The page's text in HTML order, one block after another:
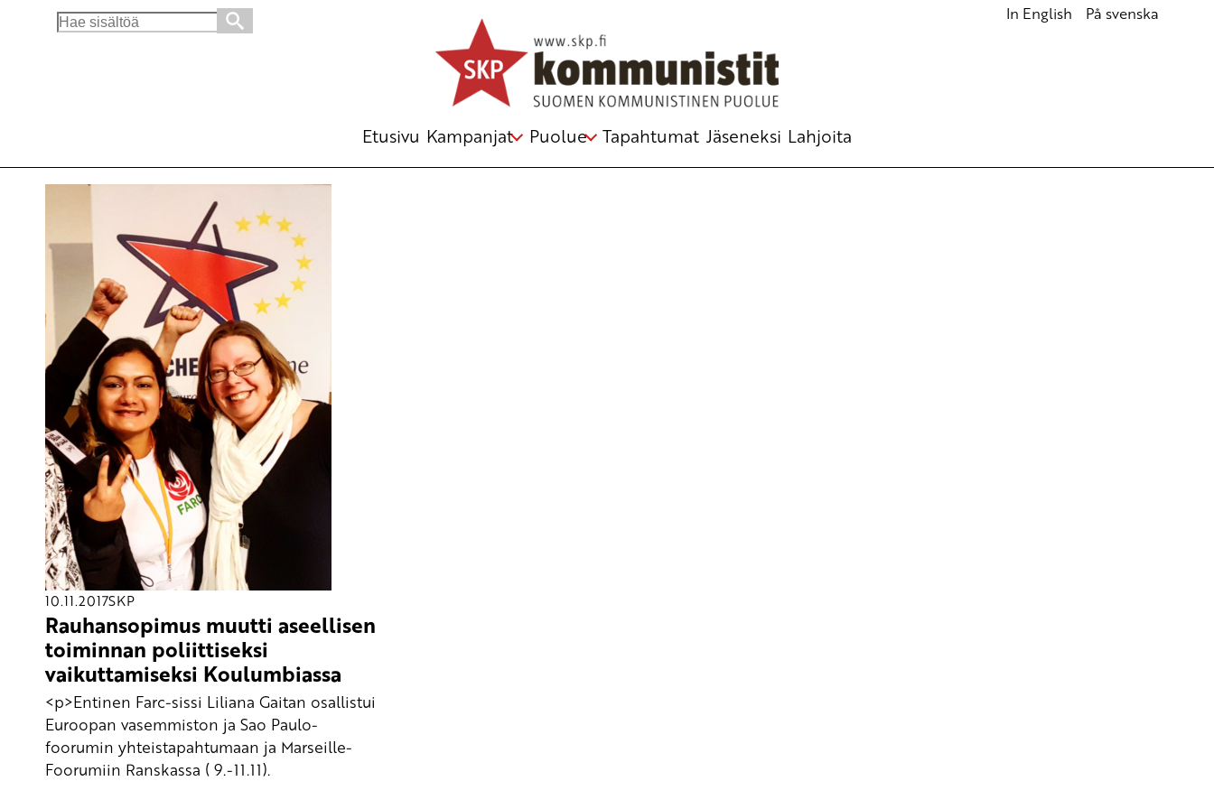
Search
In English På svenska
Etusivu Kampanjat Puolue Tapahtumat Jäseneksi Lahjoita
Avainsana
Farc
10.11.2017SKP
Rauhansopimus muutti aseellisen
toiminnan poliittiseksi
vaikuttamiseksi Koulumbiassa
<p>Entinen Farc-sissi Liliana Gaitan osallistui
Euroopan vasemmiston ja Sao Paulo-
foorumin yhteistapahtumaan ja Marseille-
Foorumiin Ranskassa ( 9.-11.11).